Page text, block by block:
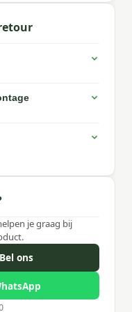
je graag bij
Bel ons